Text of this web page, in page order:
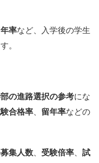
率など、入学後の学生
。
の進路選択の参考にな
合格率、 留年率などの
募集人数、 受験倍率、 試